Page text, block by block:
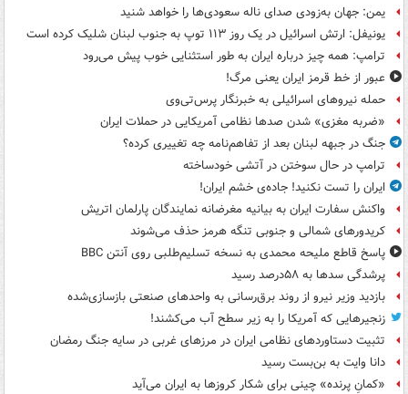
یمن: جهان به‌زودی صدای ناله سعودی‌ها را خواهد شنید
یونیفل: ارتش اسرائیل در یک روز ۱۱۳ توپ به جنوب لبنان شلیک کرده است
ترامپ: همه چیز درباره ایران به طور استثنایی خوب پیش می‌رود
عبور از خط قرمز ایران یعنی مرگ!
حمله نیروهای اسرائیلی به خبرنگار پرس‌تی‌وی
«ضربه مغزی» شدن صدها نظامی آمریکایی در حملات ایران
جنگ در جبهه لبنان بعد از تفاهم‌نامه چه تغییری کرده؟
ترامپ در حال سوختن در آتشی خودساخته
ایران را تست نکنید! جاده‌ی خشم ایران!
واکنش سفارت ایران به بیانیه مغرضانه نمایندگان پارلمان اتریش
کریدورهای شمالی و جنوبی تنگه هرمز حذف می‌شوند
پاسخ قاطع ملیحه محمدی به نسخه تسلیم‌طلبی روی آنتن BBC
پرشدگی سدها به ۵۸درصد رسید
بازدید وزیر نیرو از روند برق‌رسانی به واحدهای صنعتی بازسازی‌شده
زنجیرهایی که آمریکا را به زیر سطح آب می‌کشند!
تثبیت دستاوردهای نظامی ایران در مرزهای غربی در سایه جنگ رمضان
دانا وایت به بن‌بست رسید
«کمانِ پرنده» چینی برای شکار کروزها به ایران می‌آید